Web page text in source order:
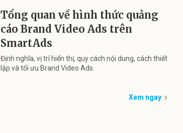
Tổng quan về hình thức quảng
cáo Brand Video Ads trên
SmartAds
Định nghĩa, vị trí hiển thị, quy cách nội dung, cách thiết
lập và tối ưu Brand Video Ads.
Xem ngay